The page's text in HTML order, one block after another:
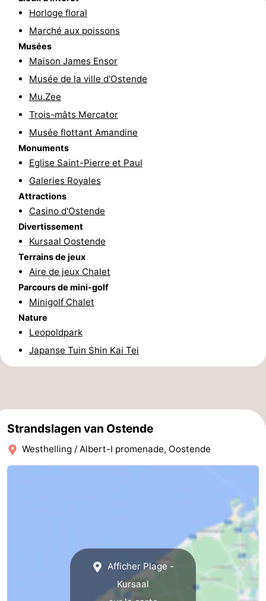
Occidentale
Bruges
Gand
Ypres
côte
Nature
Het
Zwin
Knokke-
Heist
Zeebrugge
Blankenberge
Wenduine
Coq
Bredene
Middelkerke
Westende
Oostduinkerke
-
Koksijde
-
Horloge floral
Marché aux poissons
Musées
Maison James Ensor
Musée de la ville d'Ostende
Mu.Zee
Trois-mâts Mercator
Musée flottant Amandine
Monuments
Eglise Saint-Pierre et Paul
Galeries Royales
Attractions
Casino d'Ostende
Divertissement
Kursaal Oostende
Terrains de jeux
Aire de jeux Chalet
Parcours de mini-golf
Minigolf Chalet
Nature
Leopoldpark
Japanse Tuin Shin Kai Tei
Strandslagen van Ostende
Westhelling / Albert-I promenade, Oostende
Afficher Plage -
Kursaal